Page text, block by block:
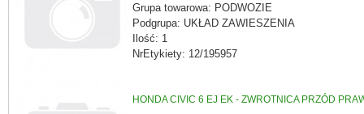
Grupa towarowa: PODWOZIE
Podgrupa: UKŁAD ZAWIESZENIA
Ilość: 1
NrEtykiety: 12/195957
HONDA CIVIC 6 EJ EK - ZWROTNICA PRZÓD